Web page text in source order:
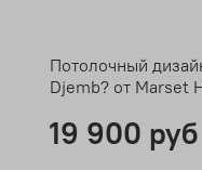
Потолочный
Djemb? от Marset
19 900 руб